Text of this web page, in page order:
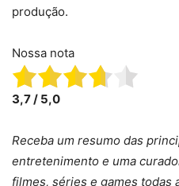
produção.
Nossa nota
3,7 / 5,0
Receba um resumo das
entretenimento e uma
filmes, séries e games